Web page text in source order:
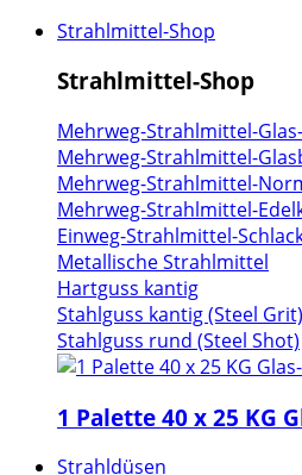
Strahlmittel-Shop
Strahlmittel-Shop
Mehrweg-Strahlmittel-
Mehrweg-Strahlmittel-
Mehrweg-Strahlmittel-
Mehrweg-Strahlmittel-
Einweg-Strahlmittel-
Metallische Strahlmittel
Hartguss kantig
Stahlguss kantig (Steel Grit)
Stahlguss rund (Steel Shot)
1 Palette 40 x 25 KG
Strahldüsen